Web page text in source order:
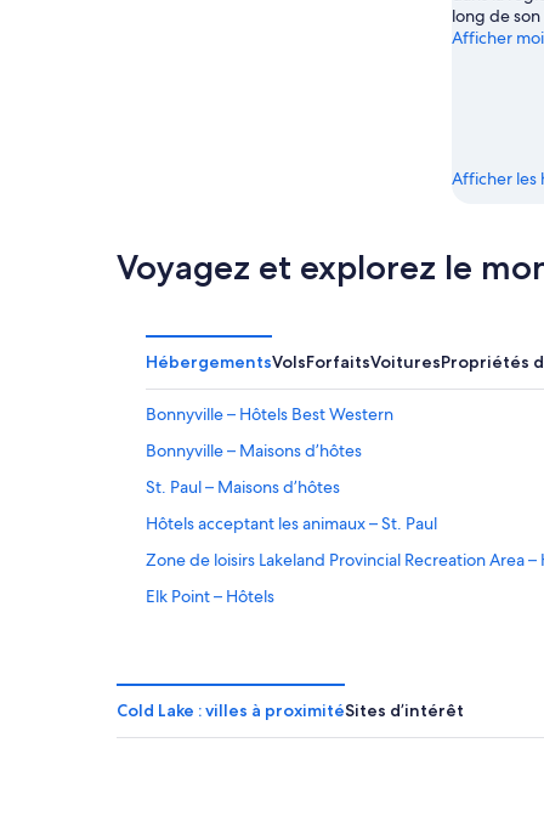
9
août
14
août
long de son
Afficher
Afficher les
Voyagez et explorez le
HébergementsVolsForfaitsVoituresPropriétés
Bonnyville – Hôtels Best Western
Bonnyville – Maisons d’hôtes
St. Paul – Maisons d’hôtes
Hôtels acceptant les animaux – St. Paul
Zone de loisirs Lakeland Provincial Recreation Area
Elk Point – Hôtels
Centennial Centre – Hôtels à proximité
St. Paul – Hôtels
Cold Lake : villes à proximitéSites d’intérêt